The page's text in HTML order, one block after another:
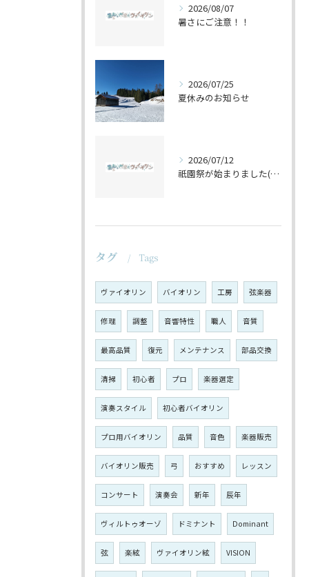
2026/08/07
暑さにご注意！！
2026/07/25
夏休みのお知らせ
2026/07/12
祇園祭が始まりました(^^♪
タグ Tags
ヴァイオリン バイオリン 工房 弦楽器
修理 調整 音響特性 職人 音質
最高品質 復元 メンテナンス 部品交換
清掃 初心者 プロ 楽器選定
演奏スタイル 初心者バイオリン
プロ用バイオリン 品質 音色 楽器販売
バイオリン販売 弓 おすすめ レッスン
コンサート 演奏会 新年 辰年
ヴィルトゥオーゾ ドミナント Dominant
弦 楽絃 ヴァイオリン絃 VISION